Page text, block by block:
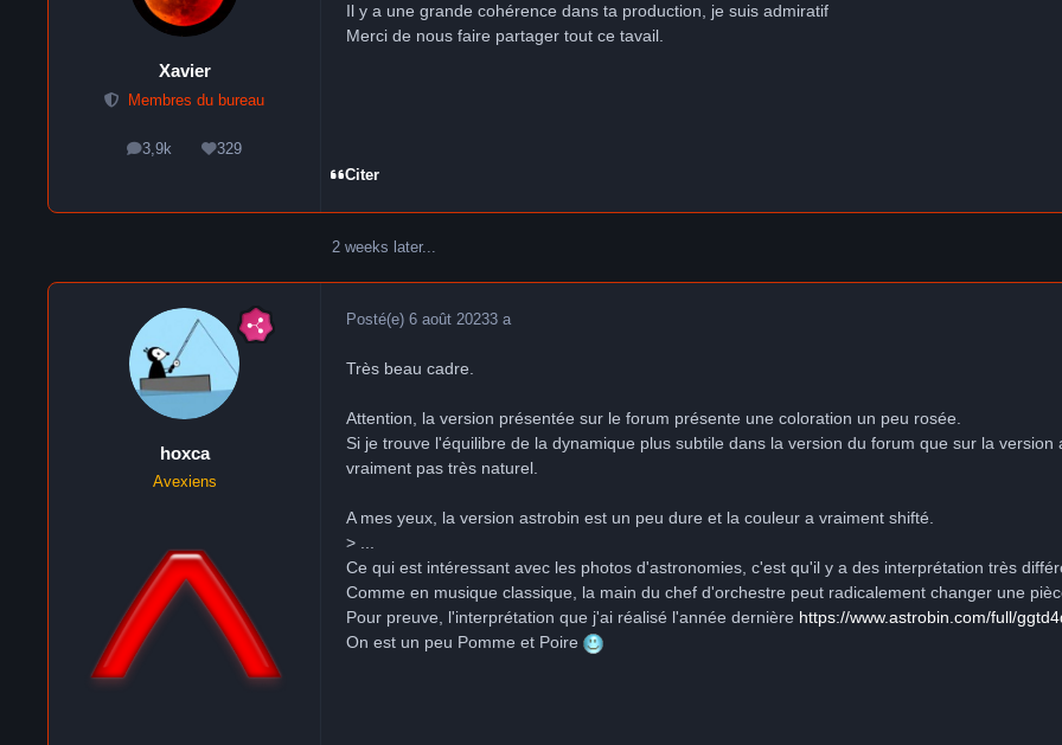
Xavier
Membres du bureau
3,9k
messages329
Réputation
Il y a une grande cohérence dans ta production, je suis admiratif
Merci de nous faire partager tout ce tavail.
Citer
2 weeks later...
hoxca
Avexiens
Posté(e) 6 août 20233 a
Très beau cadre.
Attention, la version présentée sur le forum présente une coloration un peu rosée.
Si je trouve l'équilibre de la dynamique plus subtile dans la version du forum que sur la
vraiment pas très naturel.
A mes yeux, la version astrobin est un peu dure et la couleur a vraiment shifté.
> ...
Ce qui est intéressant avec les photos d'astronomies, c'est qu'il y a des interprétation très
Comme en musique classique, la main du chef d'orchestre peut radicalement changer une
Pour preuve, l'interprétation que j'ai réalisé l'année dernière https://www.astrobin.com/full/
On est un peu Pomme et Poire